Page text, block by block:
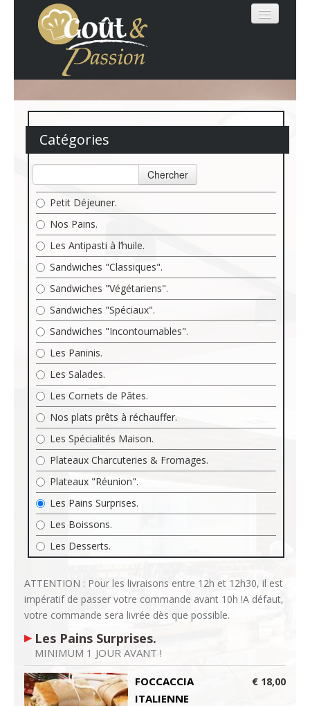
MENU
LOGIN
Catégories
Chercher
Petit Déjeuner.
Nos Pains.
Les Antipasti à l’huile.
Sandwiches "Classiques".
Sandwiches "Végétariens".
Sandwiches "Spéciaux".
Sandwiches "Incontournables".
Les Paninis.
Les Salades.
Les Cornets de Pâtes.
Nos plats prêts à réchauffer.
Les Spécialités Maison.
Plateaux Charcuteries & Fromages.
Plateaux "Réunion".
Les Pains Surprises.
Les Boissons.
Les Desserts.
ATTENTION : Pour les livraisons entre 12h et 12h30, il est
impératif de passer votre commande avant 10h !A défaut,
votre commande sera livrée dès que possible.
Les Pains Surprises.
MINIMUM 1 JOUR AVANT !
FOCCACCIA
ITALIENNE
€ 18,00